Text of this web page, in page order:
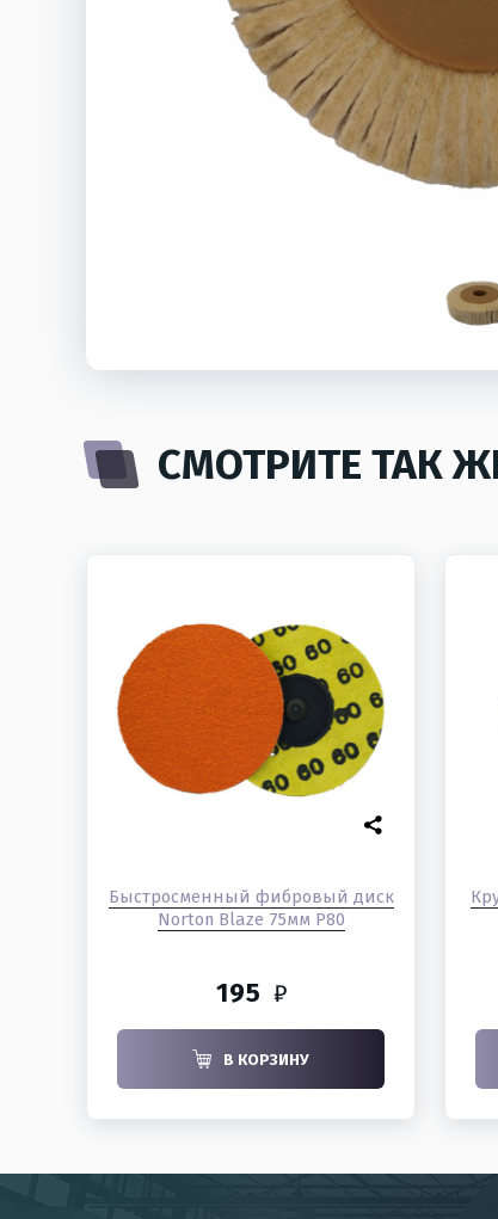
СМОТРИТЕ ТАК
Быстросменный фибровый диск
Norton Blaze 75мм P80
195 ₽
В КОРЗИНУ